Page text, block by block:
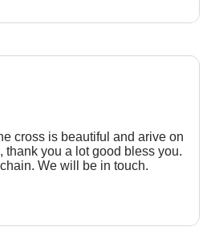
cross is beautiful and arive on
thank you a lot good bless you.
We will be in touch.